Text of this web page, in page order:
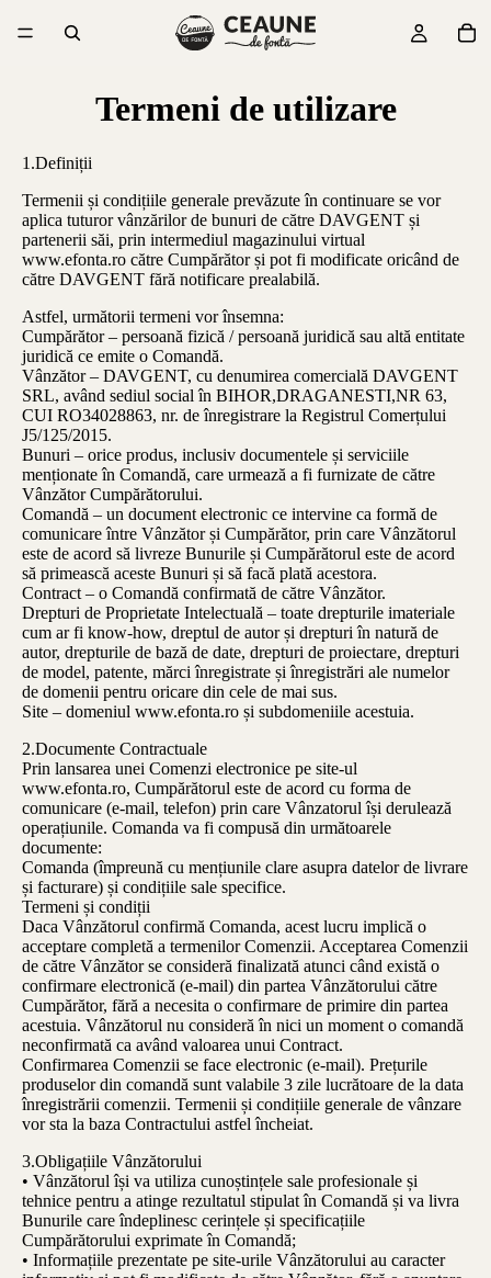
Termeni de utilizare
1.Definiții
Termenii și condițiile generale prevăzute în continuare se vor
aplica tuturor vânzărilor de bunuri de către DAVGENT și
partenerii săi, prin intermediul magazinului virtual
www.efonta.ro către Cumpărător și pot fi modificate oricând de
către DAVGENT fără notificare prealabilă.
Astfel, următorii termeni vor însemna:
Cumpărător – persoană fizică / persoană juridică sau altă entitate
juridică ce emite o Comandă.
Vânzător – DAVGENT, cu denumirea comercială DAVGENT
SRL, având sediul social în BIHOR,DRAGANESTI,NR 63,
CUI RO34028863, nr. de înregistrare la Registrul Comerțului
J5/125/2015.
Bunuri – orice produs, inclusiv documentele și serviciile
menționate în Comandă, care urmează a fi furnizate de către
Vânzător Cumpărătorului.
Comandă – un document electronic ce intervine ca formă de
comunicare între Vânzător și Cumpărător, prin care Vânzătorul
este de acord să livreze Bunurile și Cumpărătorul este de acord
să primească aceste Bunuri și să facă plată acestora.
Contract – o Comandă confirmată de către Vânzător.
Drepturi de Proprietate Intelectuală – toate drepturile imateriale
cum ar fi know-how, dreptul de autor și drepturi în natură de
autor, drepturile de bază de date, drepturi de proiectare, drepturi
de model, patente, mărci înregistrate și înregistrări ale numelor
de domenii pentru oricare din cele de mai sus.
Site – domeniul www.efonta.ro și subdomeniile acestuia.
2.Documente Contractuale
Prin lansarea unei Comenzi electronice pe site-ul
www.efonta.ro, Cumpărătorul este de acord cu forma de
comunicare (e-mail, telefon) prin care Vânzatorul își derulează
operațiunile. Comanda va fi compusă din următoarele
documente:
Comanda (împreună cu mențiunile clare asupra datelor de livrare
și facturare) și condițiile sale specifice.
Termeni și condiții
Daca Vânzătorul confirmă Comanda, acest lucru implică o
acceptare completă a termenilor Comenzii. Acceptarea Comenzii
de către Vânzător se consideră finalizată atunci când există o
confirmare electronică (e-mail) din partea Vânzătorului către
Cumpărător, fără a necesita o confirmare de primire din partea
acestuia. Vânzătorul nu consideră în nici un moment o comandă
neconfirmată ca având valoarea unui Contract.
Confirmarea Comenzii se face electronic (e-mail). Prețurile
produselor din comandă sunt valabile 3 zile lucrătoare de la data
înregistrării comenzii. Termenii și condițiile generale de vânzare
vor sta la baza Contractului astfel încheiat.
3.Obligațiile Vânzătorului
• Vânzătorul își va utiliza cunoștințele sale profesionale și
tehnice pentru a atinge rezultatul stipulat în Comandă și va livra
Bunurile care îndeplinesc cerințele și specificațiile
Cumpărătorului exprimate în Comandă;
• Informațiile prezentate pe site-urile Vânzătorului au caracter